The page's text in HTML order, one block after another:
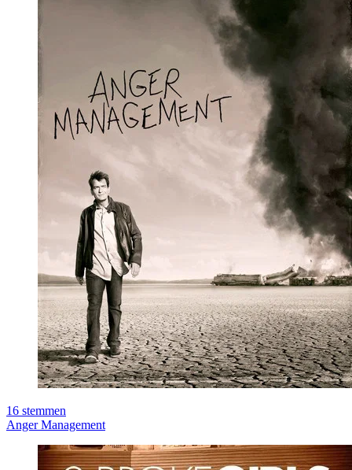
16 stemmen
Anger Management